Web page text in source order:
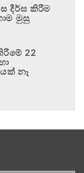
දීර්ඝ කිරීම
මුසු
22
නෑ